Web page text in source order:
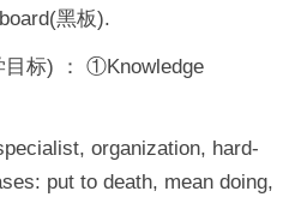
黑板).
目标) ： ①Knowledge
organization, hard-
put to death, mean doing,